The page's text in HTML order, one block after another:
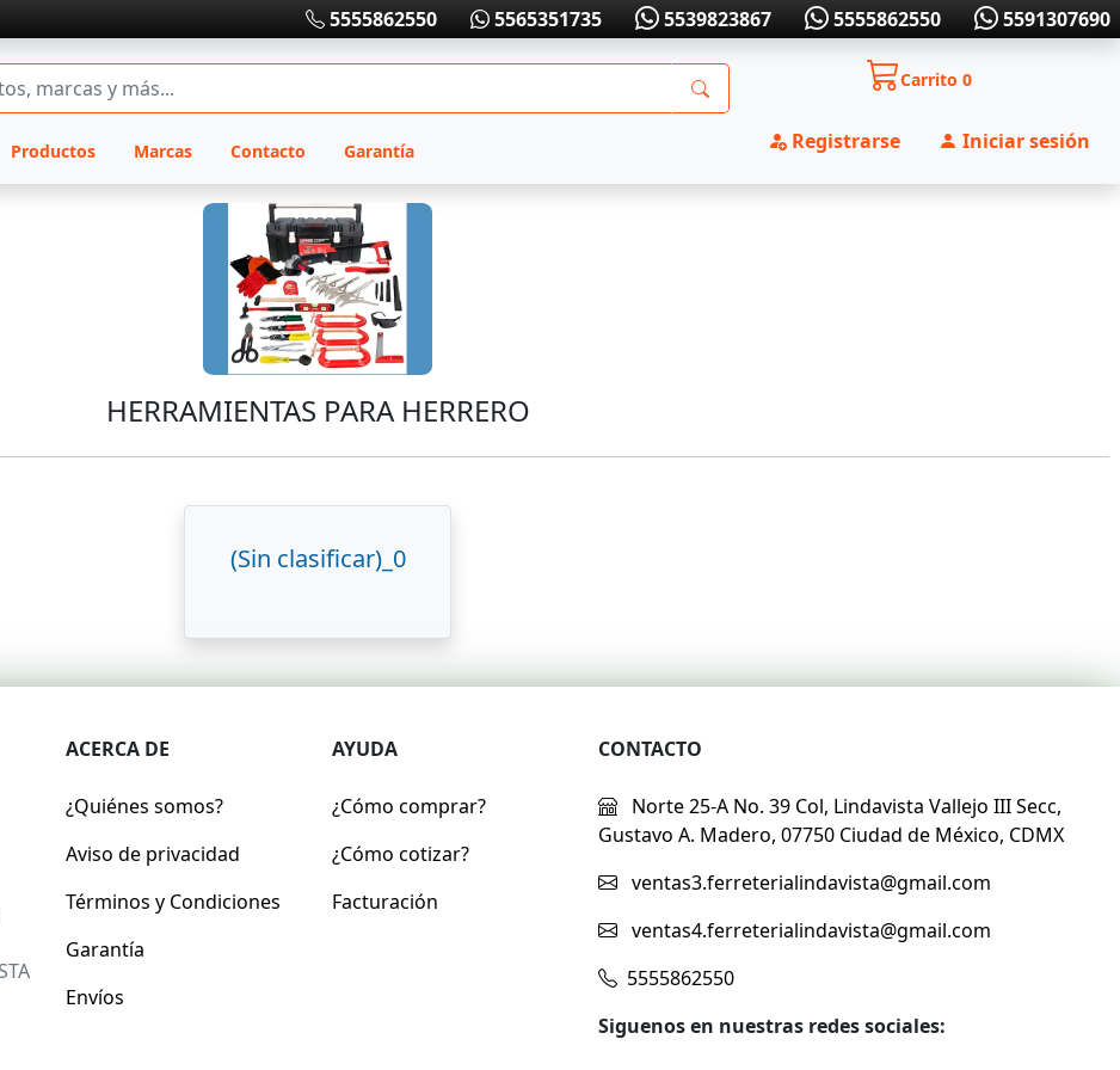
5555862550 5565351735 5539823867 5555862550 5591307690
Productos Marcas Contacto Garantía
Carrito0
Registrarse Iniciar sesión
HERRAMIENTAS PARA HERRERO
(Sin clasificar)_0
ACERCA DE
¿Quiénes somos?
Aviso de privacidad
Términos y Condiciones
Garantía
Envíos
AYUDA
¿Cómo comprar?
¿Cómo cotizar?
Facturación
CONTACTO
Norte 25-A No. 39 Col, Lindavista Vallejo III Secc,
Gustavo A. Madero, 07750 Ciudad de México, CDMX
ventas3.ferreterialindavista@gmail.com
ventas4.ferreterialindavista@gmail.com
5555862550
Siguenos en nuestras redes sociales: